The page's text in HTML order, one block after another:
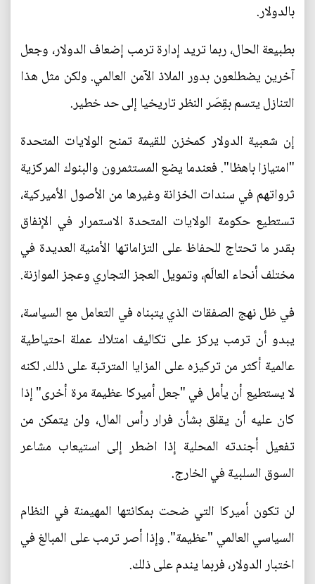
بالدولار.
بطبيعة الحال، ربما تريد إدارة ترمب إضعاف الدولار، وجعل
آخرين يضطلعون بدور الملاذ الآمن العالمي. ولكن مثل هذا
التنازل يتسم بقِصَر النظر تاريخيا إلى حد خطير.
إن شعبية الدولار كمخزن للقيمة تمنح الولايات المتحدة
"امتيازا باهظا". فعندما يضع المستثمرون والبنوك المركزية
ثرواتهم في سندات الخزانة وغيرها من الأصول الأميركية،
تستطيع حكومة الولايات المتحدة الاستمرار في الإنفاق
بقدر ما تحتاج للحفاظ على التزاماتها الأمنية العديدة في
مختلف أنحاء العالَم، وتمويل العجز التجاري وعجز الموازنة.
في ظل نهج الصفقات الذي يتبناه في التعامل مع السياسة،
يبدو أن ترمب يركز على تكاليف امتلاك عملة احتياطية
عالمية أكثر من تركيزه على المزايا المترتبة على ذلك. لكنه
لا يستطيع أن يأمل في "جعل أميركا عظيمة مرة أخرى" إذا
كان عليه أن يقلق بشأن فرار رأس المال، ولن يتمكن من
تفعيل أجندته المحلية إذا اضطر إلى استيعاب مشاعر
السوق السلبية في الخارج.
لن تكون أميركا التي ضحت بمكانتها المهيمنة في النظام
السياسي العالمي "عظيمة". وإذا أصر ترمب على المبالغ في
اختبار الدولار، فربما يندم على ذلك.